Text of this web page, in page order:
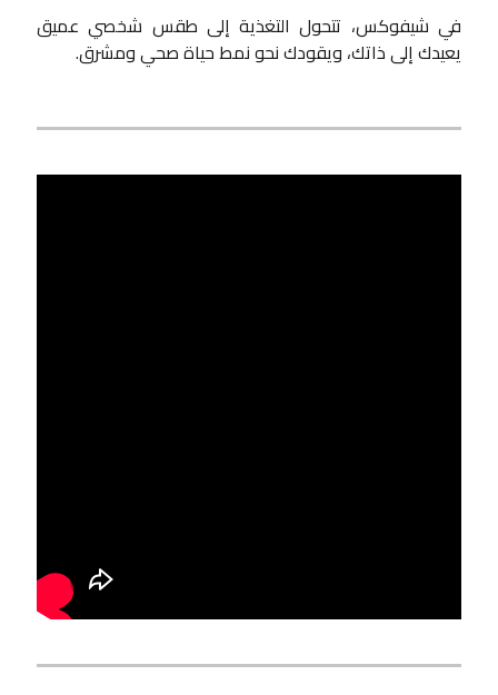
في شيفوكس، تتحول التغذية إلى طقس شخصي عميق
يعيدك إلى ذاتك، ويقودك نحو نمط حياة صحي ومشرق.